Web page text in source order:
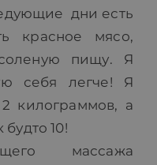
дни есть
красное мясо,
пищу. Я
себя легче! Я
килограммов, а
10!
массажа